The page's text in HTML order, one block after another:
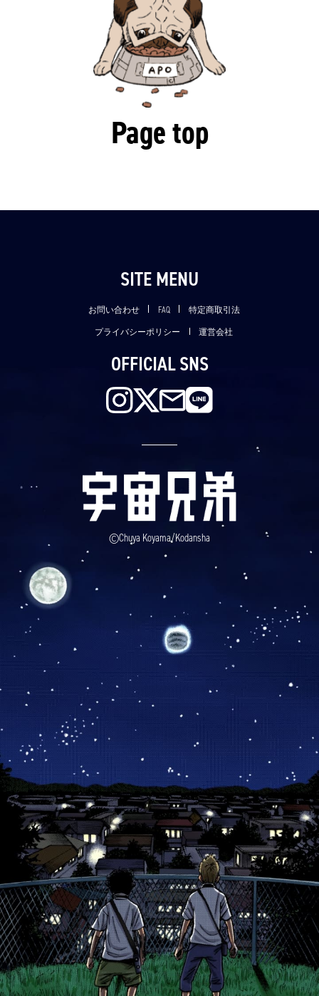
Page top
SITE MENU
お問い合わせ FAQ 特定商取引法
プライバシーポリシー 運営会社
OFFICIAL SNS
©Chuya Koyama/Kodansha